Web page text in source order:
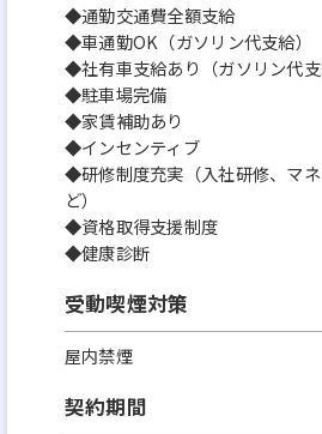
◆通勤交通費全額支給
◆車通勤OK（ガソリン代支給）
◆社有車支給あり（ガソリン代支
◆駐車場完備
◆家賃補助あり
◆インセンティブ
◆研修制度充実（入社研修、マ
ど）
◆資格取得支援制度
◆健康診断
受動喫煙対策
屋内禁煙
契約期間